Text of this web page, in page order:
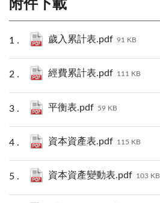
附件下載
歲入累計表.pdf 91 KB
經費累計表.pdf 111 KB
平衡表.pdf 59 KB
資本資產表.pdf 115 KB
資本資產變動表.pdf 103 KB